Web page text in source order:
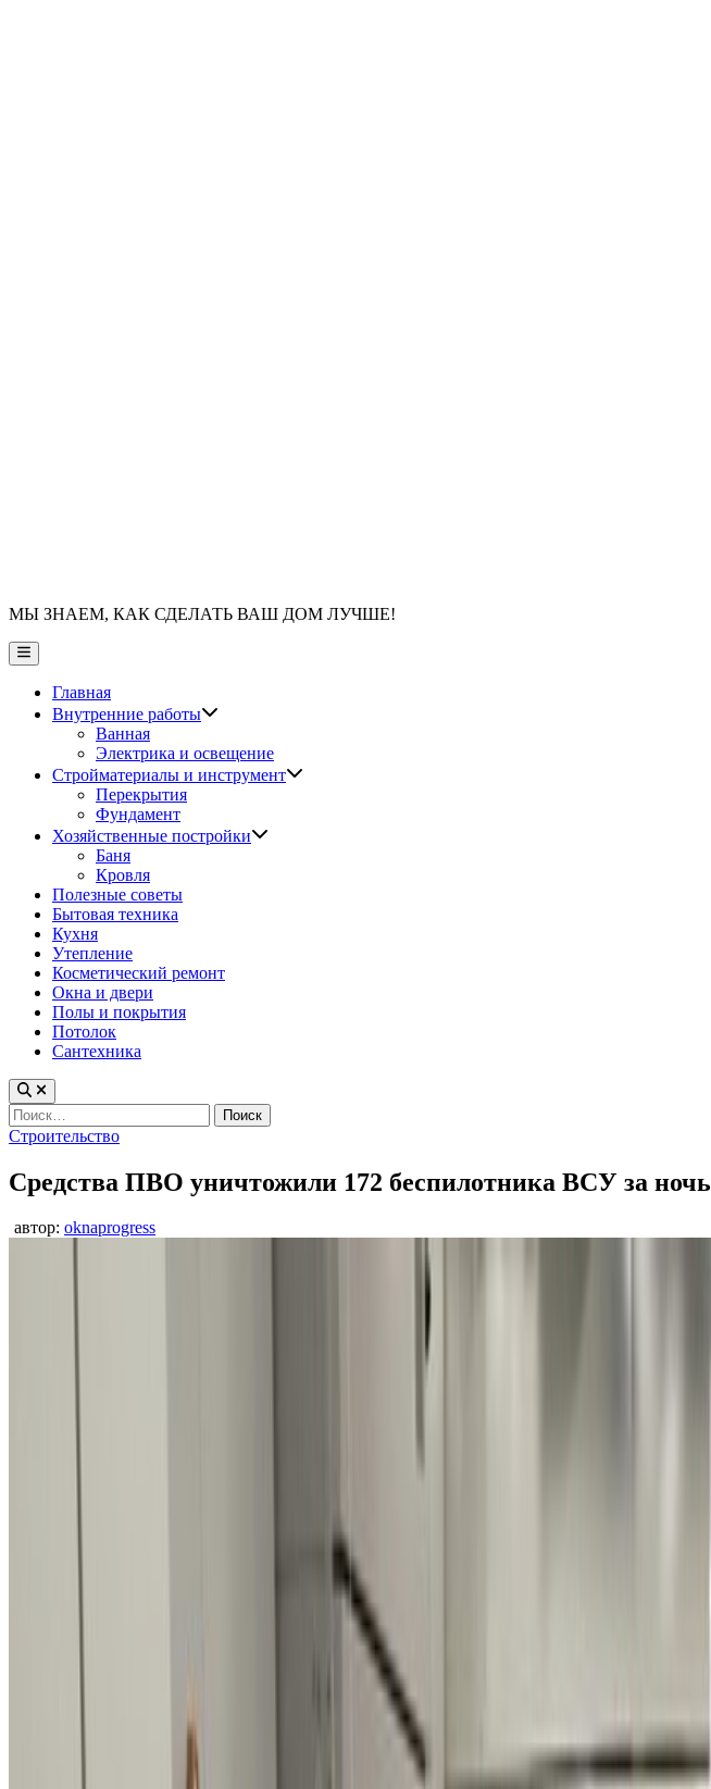
МЫ ЗНАЕМ, КАК СДЕЛАТЬ ВАШ ДОМ ЛУЧШЕ!
Главное
меню
Главная
Внутренние работы
Ванная
Электрика и освещение
Стройматериалы и инструмент
Перекрытия
Фундамент
Хозяйственные постройки
Баня
Кровля
Полезные советы
Бытовая техника
Кухня
Утепление
Косметический ремонт
Окна и двери
Полы и покрытия
Потолок
Сантехника
Найти:
Опубликовано
Строительство
Средства ПВО уничтожили 172 беспилотника ВСУ за ночь
автор: oknaprogress